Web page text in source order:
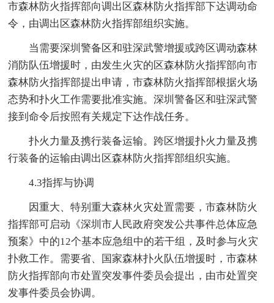
市森林防火指挥部向调出区森林防火指挥部下达调动命
令，由调出区森林防火指挥部组织实施。
当需要深圳警备区和驻深武警增援或跨区调动森林
消防队伍增援时，由发生火灾的区森林防火指挥部向市
森林防火指挥部提出申请，市森林防火指挥部根据火场
态势和扑火工作需要批准实施。深圳警备区和驻深武警
接到命令后按照有关规定下达作战任务。
扑火力量及携行装备运输。跨区增援扑火力量及携
行装备的运输由调出区森林防火指挥部组织实施。
4.3指挥与协调
因重大、特别重大森林火灾处置需要，市森林防火
指挥部可启动《深圳市人民政府突发公共事件总体应急
预案》中的12个基本应急组中的若干组，及时参与火灾
扑救工作。需要省、国家森林扑火队伍增援时，市森林
防火指挥部向市处置突发事件委员会提出，由市处置突
发事件委员会协调。